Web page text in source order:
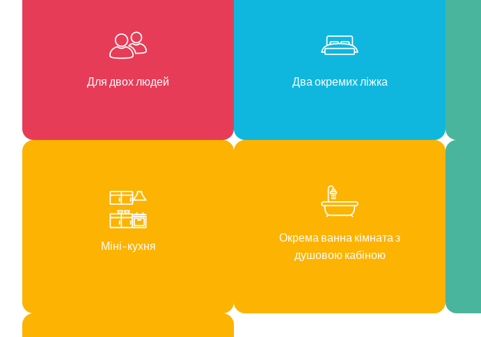
25m
У двомісній студії площею близько 25 м² два односпальних ліжка, містка
мікрохвильовою піччю, індукційною плитою та холодильником. Зручна ванна
заселення!